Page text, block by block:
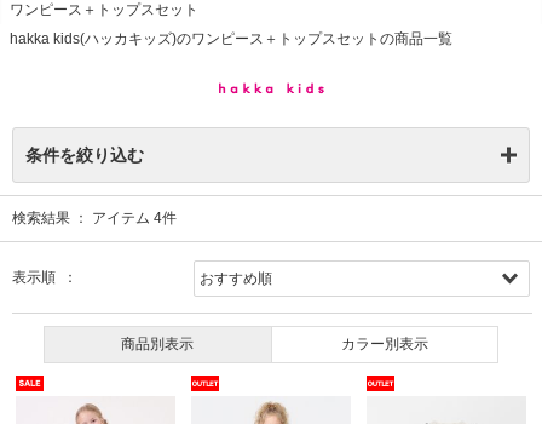
ワンピース＋トップスセット
hakka kids(ハッカキッズ)のワンピース＋トップスセットの商品一覧
条件を絞り込む
検索結果 ： アイテム 4件
表示順 ：
商品別表示 カラー別表示